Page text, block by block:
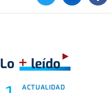
Lo +leído
ACTUALIDAD